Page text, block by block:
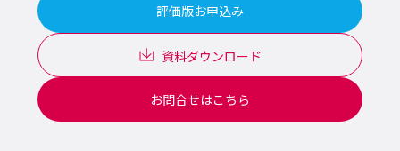
評価版お申込み
資料ダウンロード
お問合せはこちら